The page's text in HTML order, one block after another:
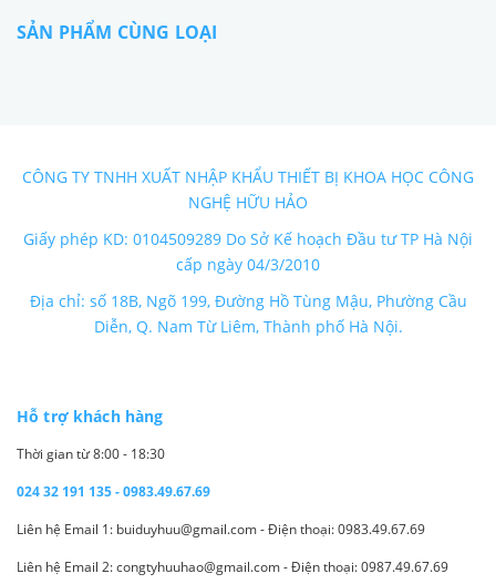
SẢN PHẨM CÙNG LOẠI
CÔNG TY TNHH XUẤT NHẬP KHẨU THIẾT BỊ KHOA HỌC CÔNG
NGHỆ HỮU HẢO
Giấy phép KD: 0104509289 Do Sở Kế hoạch Đầu tư TP Hà Nội
cấp ngày 04/3/2010
Địa chỉ: số 18B, Ngõ 199, Đường Hồ Tùng Mậu, Phường Cầu
Diễn, Q. Nam Từ Liêm, Thành phố Hà Nội.
Hỗ trợ khách hàng
Thời gian từ 8:00 - 18:30
024 32 191 135 - 0983.49.67.69
Liên hệ Email 1: buiduyhuu@gmail.com - Điện thoại: 0983.49.67.69
Liên hệ Email 2: congtyhuuhao@gmail.com - Điện thoại: 0987.49.67.69